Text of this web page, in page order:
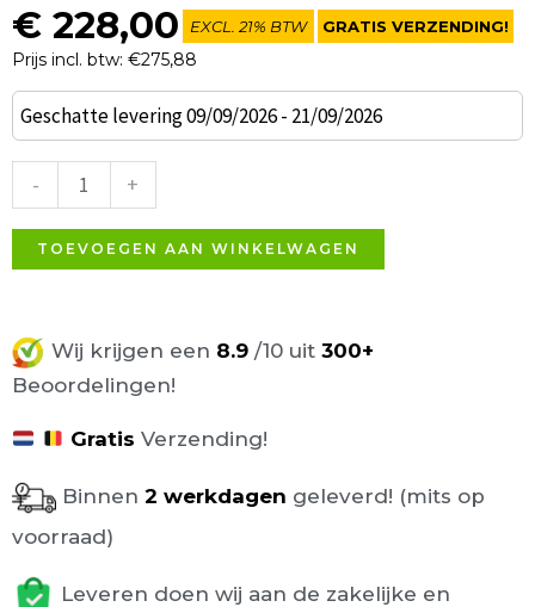
€ 228,00
Prijs incl. btw: €275,88
EXCL. 21% BTW GRATIS VERZENDING!
Geschatte levering 09/09/2026 - 21/09/2026
-
Alfa
Ligbed
Duifgrijs
aantal
+
TOEVOEGEN AAN WINKELWAGEN
Wij krijgen een 8.9 /10 uit 300+
Beoordelingen!
Gratis Verzending!
Binnen 2 werkdagen geleverd! (mits op
voorraad)
Leveren doen wij aan de zakelijke en